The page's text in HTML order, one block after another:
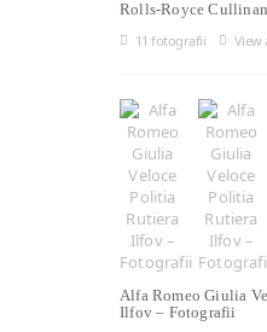
Rolls-Royce
11 fotografii
View
Alfa Romeo Giulia
Ilfov – Fotografii